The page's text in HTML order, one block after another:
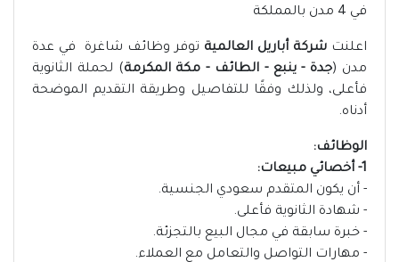
في 4 مدن بالمملكة
اعلنت شركة أباريل العالمية توفر وظائف شاغرة في عدة
مدن (جدة - ينبع - الطائف - مكة المكرمة) لحملة الثانوية
فأعلى، ولذلك وفقًا للتفاصيل وطريقة التقديم الموضحة
أدناه.
الوظائف:
1- أخصائي مبيعات:
- أن يكون المتقدم سعودي الجنسية.
- شهادة الثانوية فأعلى.
- خبرة سابقة في مجال البيع بالتجزئة.
- مهارات التواصل والتعامل مع العملاء.